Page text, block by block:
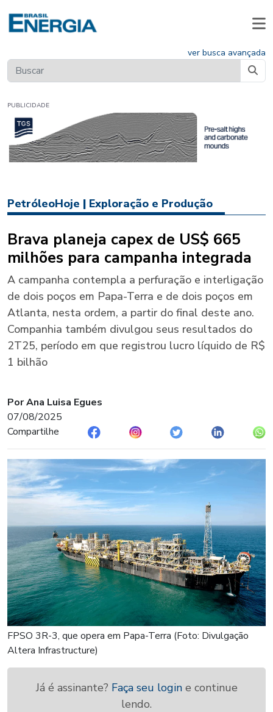
ver busca avançada
PUBLICIDADE
PetróleoHoje | Exploração e Produção
Brava planeja capex de US$ 665
milhões para campanha integrada
A campanha contempla a perfuração e interligação
de dois poços em Papa-Terra e de dois poços em
Atlanta, nesta ordem, a partir do final deste ano.
Companhia também divulgou seus resultados do
2T25, período em que registrou lucro líquido de R$
1 bilhão
Por Ana Luisa Egues
07/08/2025
Compartilhe
FPSO 3R-3, que opera em Papa-Terra (Foto: Divulgação
Altera Infrastructure)
Já é assinante? Faça seu login e continue
lendo.